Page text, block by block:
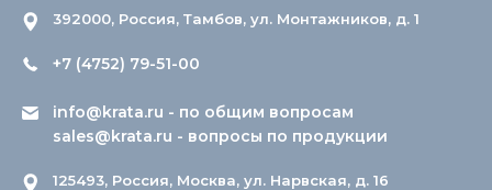
392000, Россия, Тамбов, ул. Монтажников, д. 1
+7 (4752) 79-51-00
info@krata.ru - по общим вопросам
sales@krata.ru - вопросы по продукции
125493, Россия, Москва, ул. Нарвская, д. 16